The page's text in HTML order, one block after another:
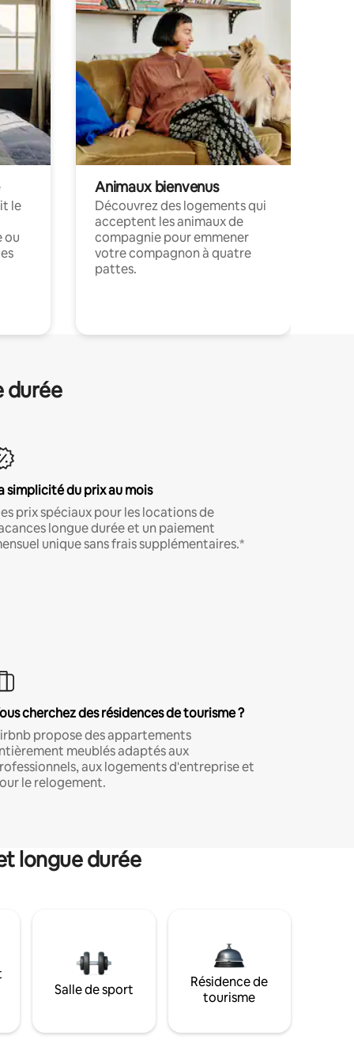
le
ou
Animaux bienvenus
Découvrez des logements qui
acceptent les animaux de
compagnie pour emmener
votre compagnon à quatre
pattes.
durée
simplicité du prix au mois
prix spéciaux pour les locations de
longue durée et un paiement
unique sans frais supplémentaires.*
cherchez des résidences de tourisme ?
propose des appartements
meublés adaptés aux
aux logements d'entreprise et
le relogement.
longue durée
Salle de sport
Résidence de
tourisme